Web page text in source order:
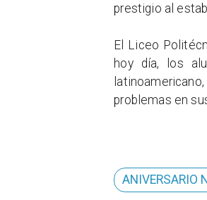
prestigio al
El Liceo
hoy día, los
problemas en
ANIVERSARIO